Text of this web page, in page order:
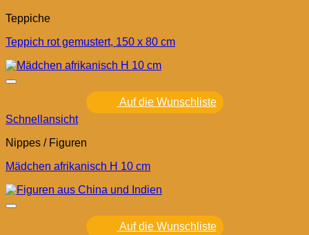
Teppiche
Teppich rot gemustert, 150 x 80 cm
Auf die Wunschliste
Schnellansicht
Nippes / Figuren
Mädchen afrikanisch H 10 cm
Auf die Wunschliste